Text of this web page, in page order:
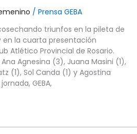
/ Prensa GEBA
triunfos en la pileta de
en la cuarta presentación
Atlético Provincial de Rosario.
Agnesina (3), Juana Masini (1),
(1), Sol Canda (1) y Agostina
GEBA,